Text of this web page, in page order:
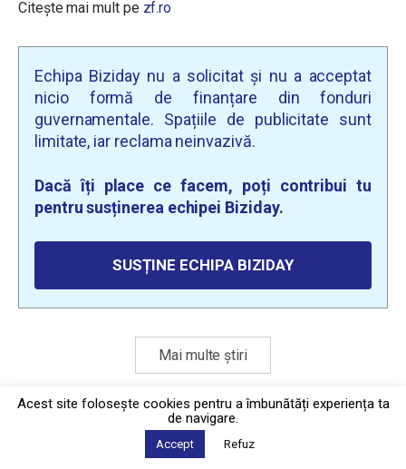
Citește mai mult pe zf.ro
Echipa Biziday nu a solicitat și nu a acceptat
nicio formă de finanțare din fonduri
guvernamentale. Spațiile de publicitate sunt
limitate, iar reclama neinvazivă.
Dacă îți place ce facem, poți contribui tu
pentru susținerea echipei Biziday.
SUSȚINE ECHIPA BIZIDAY
Mai multe știri
Politica de confidențialitate
2026 © Biziday
Acest site foloseşte cookies pentru a îmbunătăți experiența ta
de navigare.
Accept Refuz